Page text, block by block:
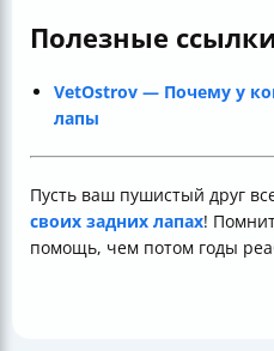
Полезные
VetOstrov — Почему у
лапы
Пусть ваш пушистый друг
своих задних лапах!
помощь, чем потом годы